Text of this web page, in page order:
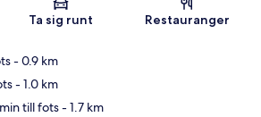
Karta
Ta sig runt Restauranger
- 0.9 km
- 1.0 km
till fots- 1.7 km